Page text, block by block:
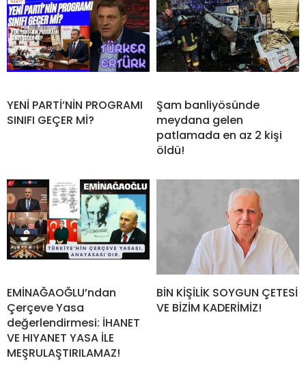
YENİ PARTİ’NİN PROGRAMI
SINIFI GEÇER Mİ?
Şam banliyösünde
meydana gelen
patlamada en az 2 kişi
öldü!
EMİNAĞAOĞLU’ndan
Çerçeve Yasa
değerlendirmesi: İHANET
VE HIYANET YASA İLE
MEŞRULAŞTIRILAMAZ!
BİN KİŞİLİK SOYGUN ÇETESİ
VE BİZİM KADERİMİZ!